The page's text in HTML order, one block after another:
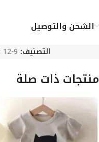
الشحن والتوصيل
التصنيف: 9-12 شهر
منتجات ذات صلة